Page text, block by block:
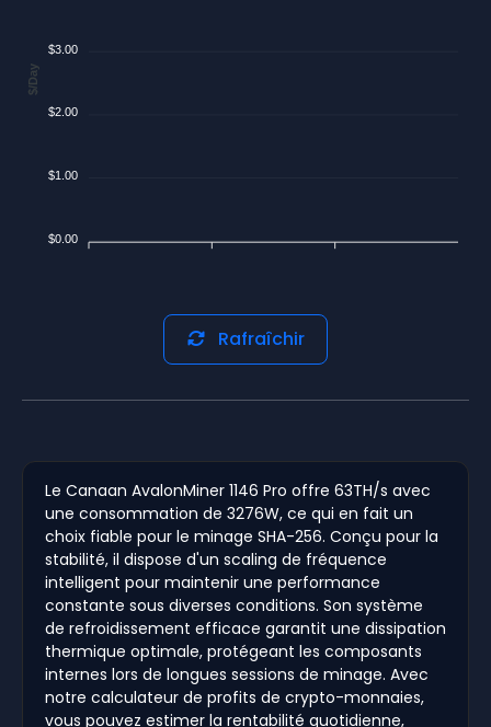
$3.00
$2.00
$1.00
$0.00
$/Day
Rafraîchir
Le Canaan AvalonMiner 1146 Pro offre 63TH/s avec
une consommation de 3276W, ce qui en fait un
choix fiable pour le minage SHA-256. Conçu pour la
stabilité, il dispose d'un scaling de fréquence
intelligent pour maintenir une performance
constante sous diverses conditions. Son système
de refroidissement efficace garantit une dissipation
thermique optimale, protégeant les composants
internes lors de longues sessions de minage. Avec
notre calculateur de profits de crypto-monnaies,
vous pouvez estimer la rentabilité quotidienne,